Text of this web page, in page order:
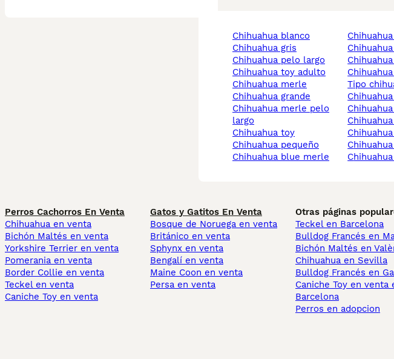
chihuahua blanco
chihuahua gris
chihuahua pelo largo
chihuahua toy adulto
chihuahua merle
chihuahua grande
chihuahua merle pelo
largo
chihuahua toy
chihuahua pequeño
chihuahua blue merle
tipo
Perros Cachorros En Venta
Chihuahua en venta
Bichón Maltés en venta
Yorkshire Terrier en venta
Pomerania en venta
Border Collie en venta
Teckel en venta
Caniche Toy en venta
Gatos y Gatitos En Venta
Bosque de Noruega en venta
Británico en venta
Sphynx en venta
Bengalí en venta
Maine Coon en venta
Persa en venta
Otras páginas
Teckel en Barcelona
Bulldog Francés en
Bichón Maltés en
Chihuahua en Sevilla
Bulldog Francés en
Caniche Toy en venta
Barcelona
Perros en adopcion